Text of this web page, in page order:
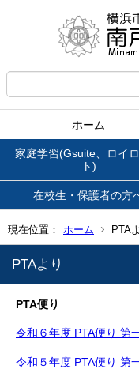
ホーム
家庭学習(Gsuite、ロイ
ト)
在校生・保護者の方
現在位置： ホーム PTA
PTAより
PTA便り
令和６年度 PTA便り 第
令和５年度 PTA便り 第